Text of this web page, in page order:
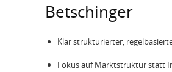
Betschinger
Klar strukturierter,
Fokus auf Marktstruktur statt